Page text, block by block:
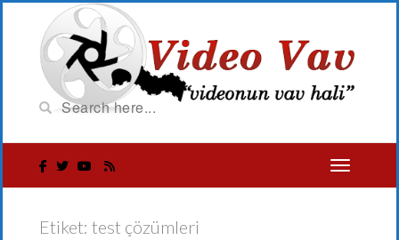
Etiket: test çözümleri